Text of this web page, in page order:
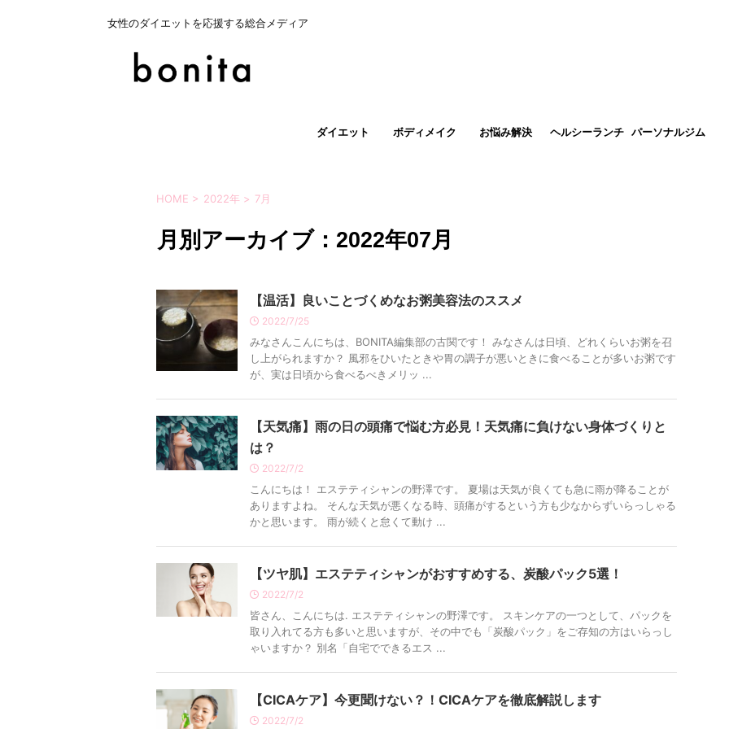
女性のダイエットを応援する総合メディア
ダイエット ボディメイク お悩み解決 ヘルシーランチ パーソナルジム
HOME > 2022年 > 7月
月別アーカイブ：2022年07月
【温活】良いことづくめなお粥美容法のススメ
2022/7/25
みなさんこんにちは、BONITA編集部の古関です！ みなさんは日頃、どれくらいお粥を召
し上がられますか？ 風邪をひいたときや胃の調子が悪いときに食べることが多いお粥です
が、実は日頃から食べるべきメリッ ...
【天気痛】雨の日の頭痛で悩む方必見！天気痛に負けない身体づくりと
は？
2022/7/2
こんにちは！ エステティシャンの野澤です。 夏場は天気が良くても急に雨が降ることが
ありますよね。 そんな天気が悪くなる時、頭痛がするという方も少なからずいらっしゃる
かと思います。 雨が続くと怠くて動け ...
【ツヤ肌】エステティシャンがおすすめする、炭酸パック5選！
2022/7/2
皆さん、こんにちは. エステティシャンの野澤です。 スキンケアの一つとして、パックを
取り入れてる方も多いと思いますが、その中でも「炭酸パック」をご存知の方はいらっし
ゃいますか？ 別名「自宅でできるエス ...
【CICAケア】今更聞けない？！CICAケアを徹底解説します
2022/7/2